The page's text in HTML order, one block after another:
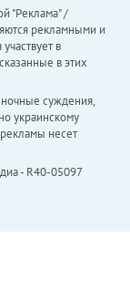
"Реклама" /
рекламными и
в
в этих
суждения,
украинскому
рекламы несет
- R40-05097